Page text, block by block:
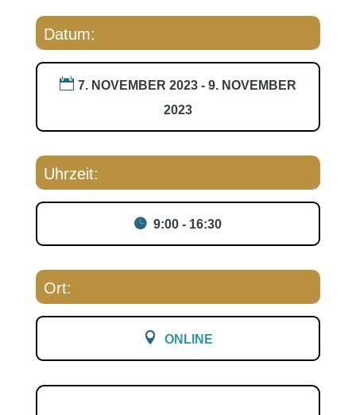
Datum:
7. NOVEMBER 2023 - 9. NOVEMBER
2023
Uhrzeit:
9:00 - 16:30
Ort:
ONLINE